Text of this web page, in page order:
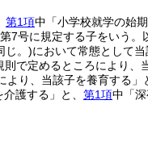
第1項中「小学校就学の始
7号に規定する子をいう。
じ。)において常態として
則で定めるところにより、
より、当該子を養育する」
護する」と、 第1項中「